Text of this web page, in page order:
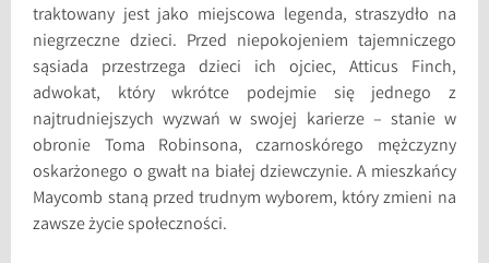
traktowany jest jako miejscowa legenda, straszydło na
niegrzeczne dzieci. Przed niepokojeniem tajemniczego
sąsiada przestrzega dzieci ich ojciec, Atticus Finch,
adwokat, który wkrótce podejmie się jednego z
najtrudniejszych wyzwań w swojej karierze – stanie w
obronie Toma Robinsona, czarnoskórego mężczyzny
oskarżonego o gwałt na białej dziewczynie. A mieszkańcy
Maycomb staną przed trudnym wyborem, który zmieni na
zawsze życie społeczności.